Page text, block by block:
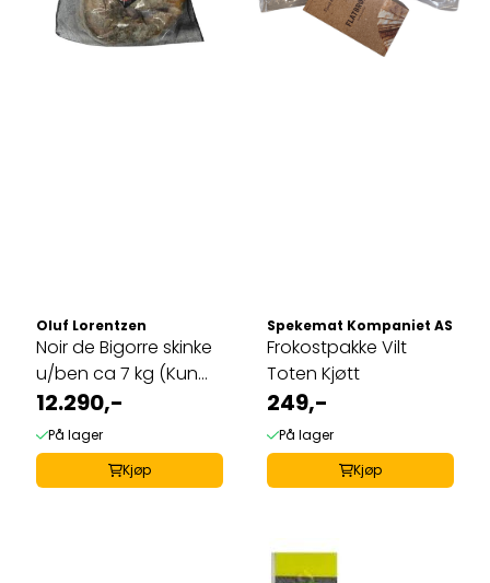
Oluf Lorentzen
Noir de Bigorre skinke
u/ben ca 7 kg (Kun
på bestilling)
12.290,-
På lager
Kjøp
Spekemat Kompaniet AS
Frokostpakke Vilt
Toten Kjøtt
249,-
På lager
Kjøp